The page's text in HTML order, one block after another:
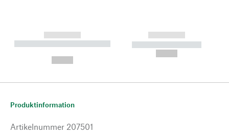
------------
----------- ----------- --------
------------
----------- -----------
Produktinformation
Artikelnummer 207501